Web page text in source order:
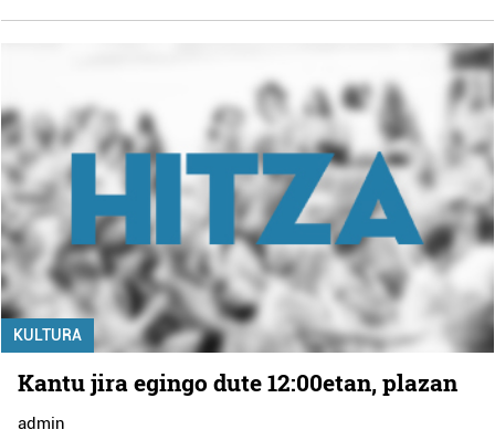
KULTURA
Kantu jira egingo dute 12:00etan, plazan
admin